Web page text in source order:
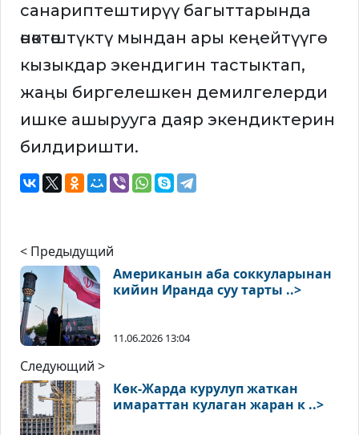
санариптештирүү багыттарында
өнөктөштүктү мындан ары кеңейтүүгө
кызыкдар экендигин тастыктап,
жаңы биргелешкен демилгелерди
ишке ашырууга даяр экендиктерин
билдиришти.
< Предыдущий
Американын аба соккуларынан
кийин Иранда суу тарты ..>
11.06.2026 13:04
Следующий >
Көк-Жарда курулуп жаткан
имараттан кулаган жаран к ..>